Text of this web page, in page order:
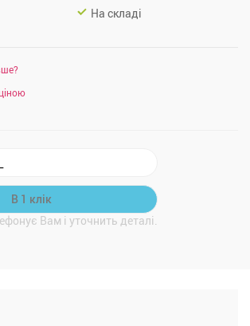
На складі
Вам і уточнить деталі.